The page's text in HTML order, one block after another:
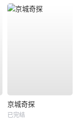
京城奇探
已完结